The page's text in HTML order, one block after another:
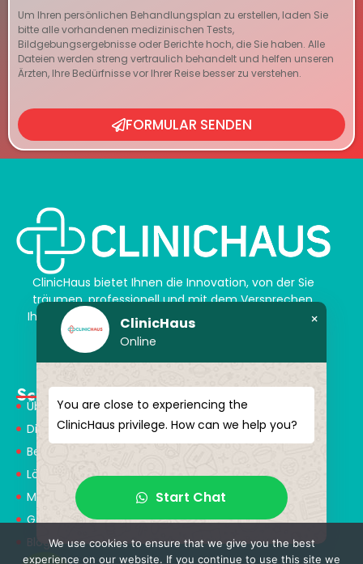
Um Ihren persönlichen Behandlungsplan zu erstellen, laden Sie
bitte alle vorhandenen medizinischen Tests,
Bildgebungsergebnisse oder Berichte hoch, die Sie haben. Alle
Dateien werden streng vertraulich behandelt und helfen unseren
Ärzten, Ihre Bedürfnisse vor Ihrer Reise besser zu verstehen.
FORMULAR SENDEN
ClinicHaus bietet Ihnen die Innovation, von der Sie
träumen, professionell und mit dem Versprechen,
Ihnen magische Akzente zu verleihen. Schenken Sie
sich selbst ein neues „Ich“.
Schnellmenü
Über Uns
Dienstleistungen
Behandlungen
Lösungspartner
Medical Consultants
Gesundheitstourismus
Blog
ClinicHaus
Online
×
You are close to experiencing the
ClinicHaus privilege. How can we help you?
Start Chat
We use cookies to ensure that we give you the best
experience on our website. If you continue to use this site we